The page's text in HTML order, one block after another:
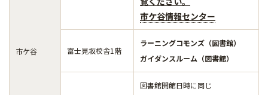
市ケ谷
市ケ谷情報センター
富士見坂校舎1階
ラーニングコモンズ（図書館）
ガイダンスルーム（図書館）
図書館開館日時に同じ